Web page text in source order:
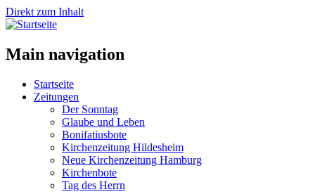
Direkt zum Inhalt
Main navigation
Startseite
Zeitungen
Der Sonntag
Glaube und Leben
Bonifatiusbote
Kirchenzeitung Hildesheim
Neue Kirchenzeitung Hamburg
Kirchenbote
Tag des Herrn